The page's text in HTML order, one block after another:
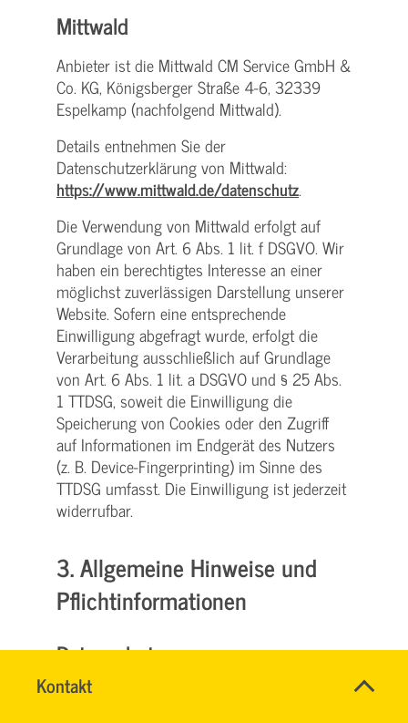
Kontakt
SVG
Name*
Mittwald
Anbieter ist die Mittwald CM Service GmbH &
Co. KG, Königsberger Straße 4-6, 32339
Espelkamp (nachfolgend Mittwald).
Details entnehmen Sie der
Datenschutzerklärung von Mittwald:
https://www.mittwald.de/datenschutz.
Die Verwendung von Mittwald erfolgt auf
Grundlage von Art. 6 Abs. 1 lit. f DSGVO. Wir
haben ein berechtigtes Interesse an einer
möglichst zuverlässigen Darstellung unserer
Website. Sofern eine entsprechende
Einwilligung abgefragt wurde, erfolgt die
Verarbeitung ausschließlich auf Grundlage
von Art. 6 Abs. 1 lit. a DSGVO und § 25 Abs.
1 TTDSG, soweit die Einwilligung die
Speicherung von Cookies oder den Zugriff
auf Informationen im Endgerät des Nutzers
(z. B. Device-Fingerprinting) im Sinne des
TTDSG umfasst. Die Einwilligung ist jederzeit
widerrufbar.
3. Allgemeine Hinweise und
Pflicht­informationen
Datenschutz
Die Betreiber dieser Seiten nehmen den